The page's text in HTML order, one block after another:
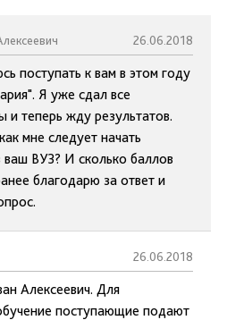
26.06.2018
поступать к вам в этом году
Я уже сдал все
теперь жду результатов.
мне следует начать
ваш ВУЗ? И сколько баллов
благодарю за ответ и
26.06.2018
Алексеевич. Для
поступающие подают